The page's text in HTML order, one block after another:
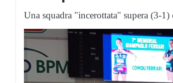
Una squadra "incerottata" supera (3-